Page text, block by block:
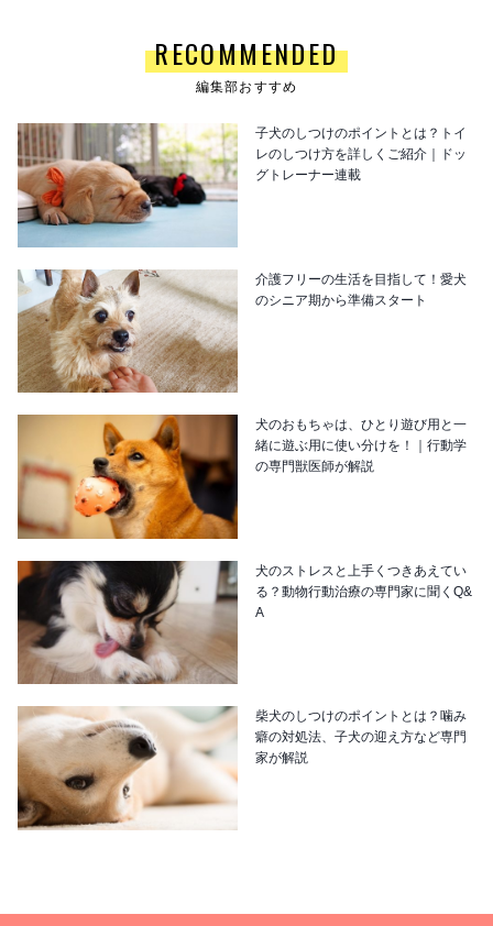
RECOMMENDED
編集部おすすめ
子犬のしつけのポイントとは？トイ
レのしつけ方を詳しくご紹介｜ドッ
グトレーナー連載
介護フリーの生活を目指して！愛犬
のシニア期から準備スタート
犬のおもちゃは、ひとり遊び用と一
緒に遊ぶ用に使い分けを！｜行動学
の専門獣医師が解説
犬のストレスと上手くつきあえてい
る？動物行動治療の専門家に聞くQ&
A
柴犬のしつけのポイントとは？噛み
癖の対処法、子犬の迎え方など専門
家が解説